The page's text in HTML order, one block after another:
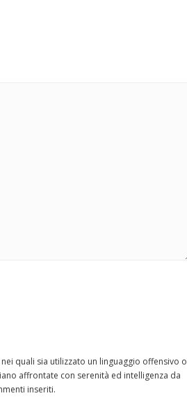
quali sia utilizzato un linguaggio offensivo o
affrontate con serenità ed intelligenza da
inseriti.